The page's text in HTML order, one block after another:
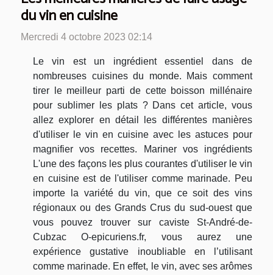
du vin en cuisine
Mercredi 4 octobre 2023 02:14
Le vin est un ingrédient essentiel dans de
nombreuses cuisines du monde. Mais comment
tirer le meilleur parti de cette boisson millénaire
pour sublimer les plats ? Dans cet article, vous
allez explorer en détail les différentes manières
d'utiliser le vin en cuisine avec les astuces pour
magnifier vos recettes. Mariner vos ingrédients
L'une des façons les plus courantes d'utiliser le vin
en cuisine est de l'utiliser comme marinade. Peu
importe la variété du vin, que ce soit des vins
régionaux ou des Grands Crus du sud-ouest que
vous pouvez trouver sur caviste St-André-de-
Cubzac O-epicuriens.fr, vous aurez une
expérience gustative inoubliable en l’utilisant
comme marinade. En effet, le vin, avec ses arômes